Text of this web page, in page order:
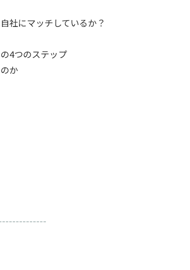
社にマッチしているか？
4つのステップ
か